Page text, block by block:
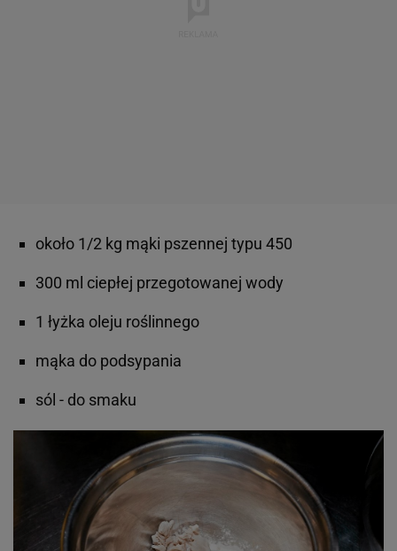
około 1/2 kg mąki pszennej typu 450
300 ml ciepłej przegotowanej wody
1 łyżka oleju roślinnego
mąka do podsypania
sól - do smaku